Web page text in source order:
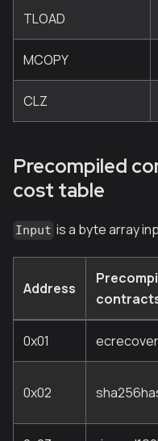
TLOAD
MCOPY
CLZ
Precompiled
cost table
Input is a byte array
Address
0x01 ecrecover
0x02